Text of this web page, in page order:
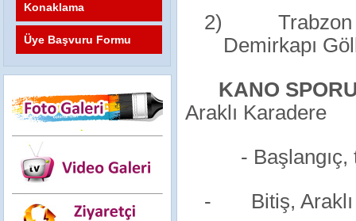
Konaklama
Üye Başvuru Formu
2)
Demirkapı
KANO
Araklı Karadere
- Başlangıç,
-
Bitiş, Araklı